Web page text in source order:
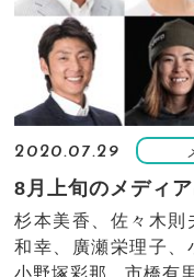
2020.07.29
8月上旬のメディ
杉本美香、佐々木則
和幸、廣瀬栄理子、
小野塚彩那、市橋有